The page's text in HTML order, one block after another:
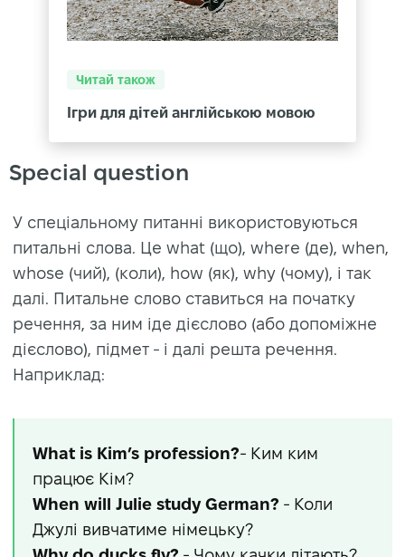
Читай також
Ігри для дітей англійською мовою
Special question
У спеціальному питанні використовуються
питальні слова. Це what (що), where (де), when,
whose (чий), (коли), how (як), why (чому), і так
далі. Питальне слово ставиться на початку
речення, за ним іде дієслово (або допоміжне
дієслово), підмет - і далі решта речення.
Наприклад:
What is Kim’s profession?- Ким ким
працює Кім?
When will Julie study German? - Коли
Джулі вивчатиме німецьку?